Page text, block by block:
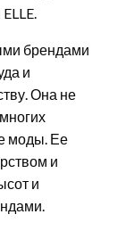
брендами
и
Она не
моды. Ее
и
и